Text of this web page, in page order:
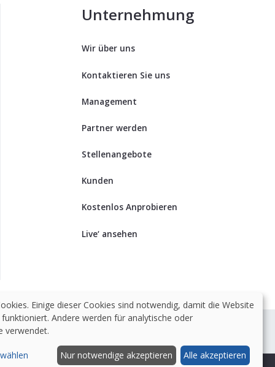
Unternehmung
Wir über uns
Kontaktieren Sie uns
Management
Partner werden
Stellenangebote
Kunden
Kostenlos Anprobieren
Live‘ ansehen
Einige dieser Cookies sind notwendig, damit die Website
Andere werden für analytische oder
verwendet.
Nur notwendige akzeptieren Alle akzeptieren